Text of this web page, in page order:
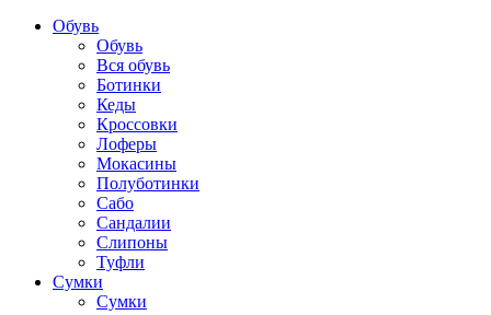
Обувь
Обувь
Вся обувь
Ботинки
Кеды
Кроссовки
Лоферы
Мокасины
Полуботинки
Сабо
Сандалии
Слипоны
Туфли
Сумки
Сумки